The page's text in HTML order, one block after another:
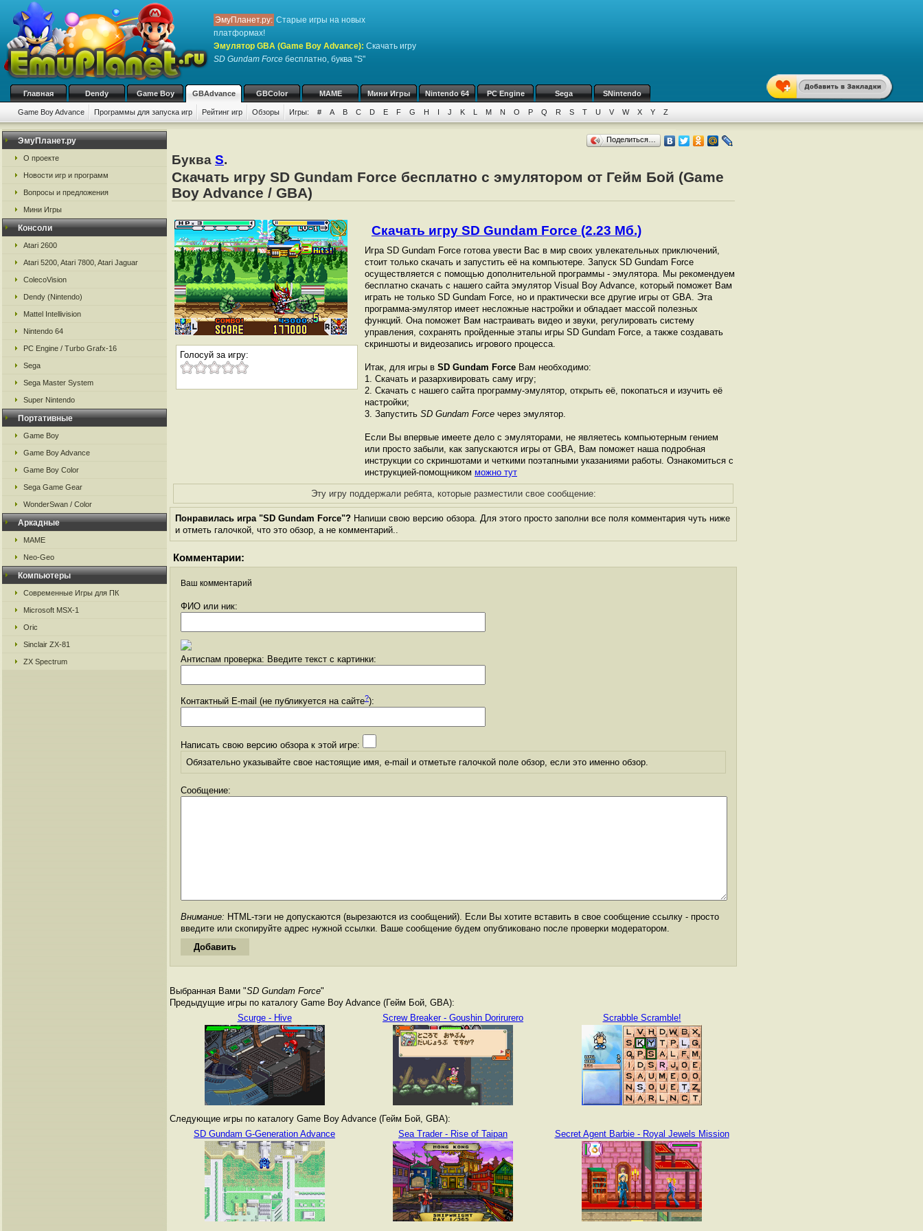
ЭмуПланет.ру: Старые игры на новых
платформах!
Эмулятор GBA (Game Boy Advance): Скачать игру
SD Gundam Force бесплатно, буква "S"
Главная Dendy Game Boy GBAdvance GBColor MAME Мини Игры Nintendo 64 PC Engine Sega SNintendo
Game Boy Advance Программы для запуска игр Рейтинг игр Обзоры Игры: # A B C D E F G H I J K L M N O P Q R S T U V W X Y Z
ЭмуПланет.ру
О проекте
Новости игр и программ
Вопросы и предложения
Мини Игры
Консоли
Atari 2600
Atari 5200, Atari 7800, Atari Jaguar
ColecoVision
Dendy (Nintendo)
Mattel Intellivision
Nintendo 64
PC Engine / Turbo Grafx-16
Sega
Sega Master System
Super Nintendo
Портативные
Game Boy
Game Boy Advance
Game Boy Color
Sega Game Gear
WonderSwan / Color
Аркадные
MAME
Neo-Geo
Компьютеры
Современные Игры для ПК
Microsoft MSX-1
Oric
Sinclair ZX-81
ZX Spectrum
Поделиться…
Буква S.
Скачать игру SD Gundam Force бесплатно с эмулятором от Гейм Бой (Game
Boy Advance / GBA)
Голосуй за игру:
Скачать игру SD Gundam Force (2.23 Мб.)
Игра SD Gundam Force готова увести Вас в мир своих увлекательных приключений,
стоит только скачать и запустить её на компьютере. Запуск SD Gundam Force
осуществляется с помощью дополнительной программы - эмулятора. Мы рекомендуем
бесплатно скачать с нашего сайта эмулятор Visual Boy Advance, который поможет Вам
играть не только SD Gundam Force, но и практически все другие игры от GBА. Эта
программа-эмулятор имеет несложные настройки и обладает массой полезных
функций. Она поможет Вам настраивать видео и звуки, регулировать систему
управления, сохранять пройденные этапы игры SD Gundam Force, а также создавать
скриншоты и видеозапись игрового процесса.
Итак, для игры в SD Gundam Force Вам необходимо:
1. Скачать и разархивировать саму игру;
2. Скачать с нашего сайта программу-эмулятор, открыть её, покопаться и изучить её
настройки;
3. Запустить SD Gundam Force через эмулятор.
Если Вы впервые имеете дело с эмуляторами, не являетесь компьютерным гением
или просто забыли, как запускаются игры от GBА, Вам поможет наша подробная
инструкции со скриншотами и четкими поэтапными указаниями работы. Ознакомиться с
инструкцией-помощником можно тут
Эту игру поддержали ребята, которые разместили свое сообщение:
Понравилась игра "SD Gundam Force"? Напиши свою версию обзора. Для этого просто заполни все поля комментария чуть ниже
и отметь галочкой, что это обзор, а не комментарий..
Комментарии:
Ваш комментарий
ФИО или ник:
Антиспам проверка: Введите текст с картинки:
Контактный E-mail (не публикуется на сайте?):
Написать свою версию обзора к этой игре:
Обязательно указывайте свое настоящие имя, e-mail и отметьте галочкой поле обзор, если это именно обзор.
Сообщение:
Внимание: HTML-тэги не допускаются (вырезаются из сообщений). Если Вы хотите вставить в свое сообщение ссылку - просто
введите или скопируйте адрес нужной ссылки. Ваше сообщение будем опубликовано после проверки модератором.
Выбранная Вами "SD Gundam Force"
Предыдущие игры по каталогу Game Boy Advance (Гейм Бой, GBA):
Scurge - Hive
Screw Breaker - Goushin Dorirurero Scrabble Scramble!
Следующие игры по каталогу Game Boy Advance (Гейм Бой, GBA):
SD Gundam G-Generation Advance
Sea Trader - Rise of Taipan Secret Agent Barbie - Royal Jewels Mission